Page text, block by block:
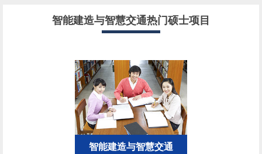
智能建造与智慧交通热门硕士项目
智能建造与智慧交通